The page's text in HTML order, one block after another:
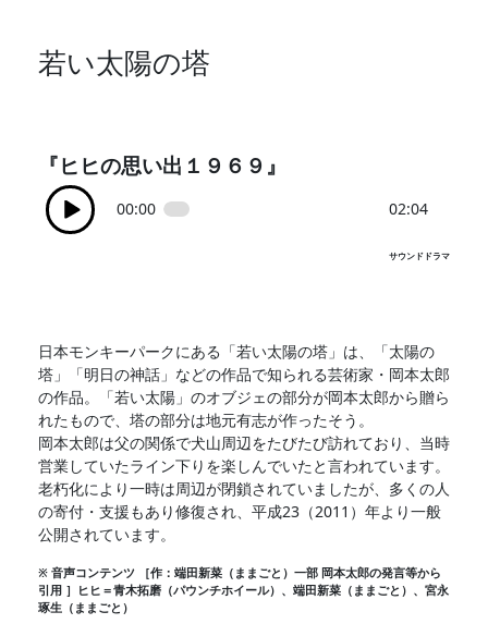
若い太陽の塔
『ヒヒの思い出１９６９』
00:00 02:04
サウンドドラマ
日本モンキーパークにある「若い太陽の塔」は、「太陽の
塔」「明日の神話」などの作品で知られる芸術家・岡本太郎
の作品。「若い太陽」のオブジェの部分が岡本太郎から贈ら
れたもので、塔の部分は地元有志が作ったそう。
岡本太郎は父の関係で犬山周辺をたびたび訪れており、当時
営業していたライン下りを楽しんでいたと言われています。
老朽化により一時は周辺が閉鎖されていましたが、多くの人
の寄付・支援もあり修復され、平成23（2011）年より一般
公開されています。
※ 音声コンテンツ ［作：端田新菜（ままごと）一部 岡本太郎の発言等から
引用 ］ヒヒ＝青木拓磨（パウンチホイール）、端田新菜（ままごと）、宮永
琢生（ままごと）